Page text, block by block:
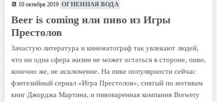
📆 10 октября 2019 ОГНЕННАЯ ВОДА
Beer is coming или пиво из Игры
Престолов
Зачастую литература и кинематограф так увлекают людей,
что ни одна сфера жизни не может остаться в стороне, пиво,
конечно же, не исключение. На пике популярности сейчас
фэнтезийный сериал «Игра Престолов», снятый по мотивам
книг Джорджа Мартина, и пивоваренная компания Brewery